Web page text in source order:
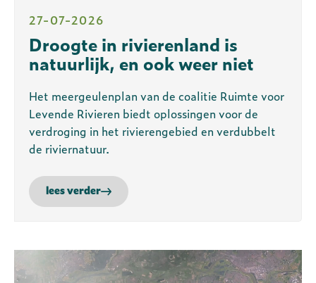
27-07-2026
Droogte in rivierenland is
natuurlijk, en ook weer niet
Het meergeulenplan van de coalitie Ruimte voor
Levende Rivieren biedt oplossingen voor de
verdroging in het rivierengebied en verdubbelt
de riviernatuur.
lees verder